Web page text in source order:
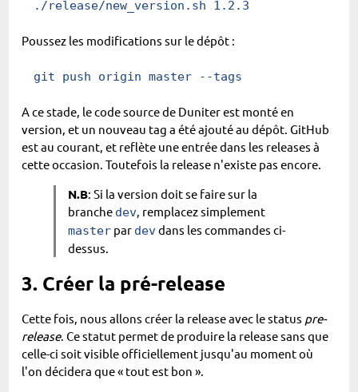
./release/new_version.sh 1.2.3
Poussez les modifications sur le dépôt :
git push origin master --tags
A ce stade, le code source de Duniter est monté en
version, et un nouveau tag a été ajouté au dépôt. GitHub
est au courant, et reflète une entrée dans les releases à
cette occasion. Toutefois la release n'existe pas encore.
N.B: Si la version doit se faire sur la
branche dev, remplacez simplement
master par devdans les commandes ci-
dessus.
3. Créer la pré-release
Cette fois, nous allons créer la release avec le status pre-
release. Ce statut permet de produire la release sans que
celle-ci soit visible officiellement jusqu'au moment où
l'on décidera que « tout est bon ».